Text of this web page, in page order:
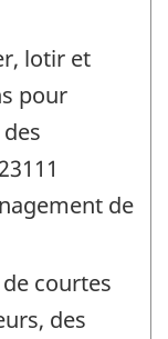
lotir et
pour
de
courtes
des